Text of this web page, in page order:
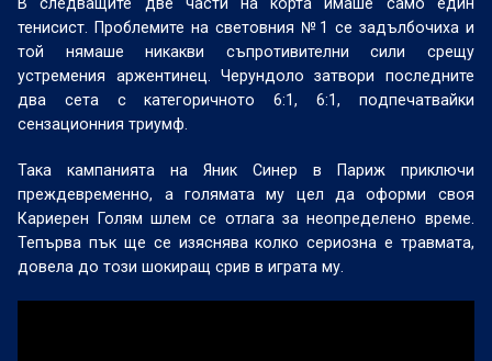
тенисист. Проблемите на световния №1 се задълбочиха и
той нямаше никакви съпротивителни сили срещу
устремения аржентинец. Черундоло затвори последните
два сета с категоричното 6:1, 6:1, подпечатвайки
сензационния триумф.
Така кампанията на Яник Синер в Париж приключи
преждевременно, а голямата му цел да оформи своя
Кариерен Голям шлем се отлага за неопределено време.
Тепърва пък ще се изяснява колко сериозна е травмата,
довела до този шокиращ срив в играта му.